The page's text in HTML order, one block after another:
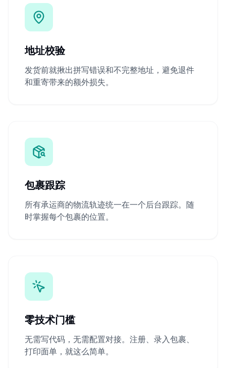
地址校验
发货前就揪出拼写错误和不完整地址，避免退件
和重寄带来的额外损失。
包裹跟踪
所有承运商的物流轨迹统一在一个后台跟踪。随
时掌握每个包裹的位置。
零技术门槛
无需写代码，无需配置对接。注册、录入包裹、
打印面单，就这么简单。